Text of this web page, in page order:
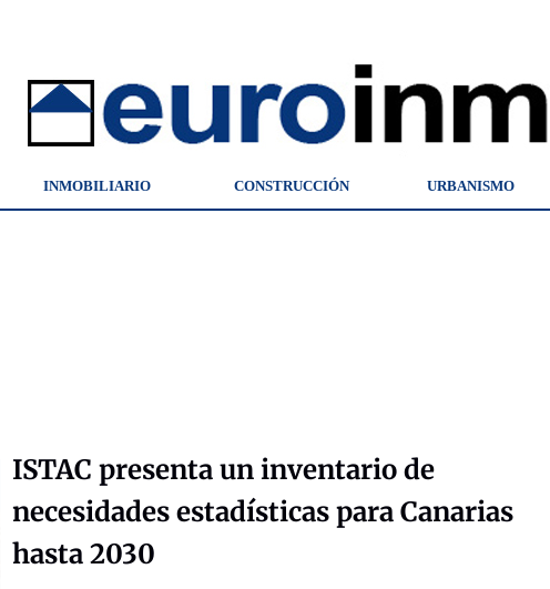
INMOBILIARIO CONSTRUCCIÓN URBANISMO
ISTAC presenta un inventario de
necesidades estadísticas para Canarias
hasta 2030